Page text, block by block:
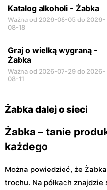
Katalog alkoholi - Żabka
Ważna od 2026-08-05 do 2026-
08-18
Graj o wielką wygraną -
Żabka
Ważna od 2026-07-29 do 2026-
08-11
Żabka dalej o sieci
Żabka – tanie
każdego
Można powiedzieć, że
trochu. Na półkach